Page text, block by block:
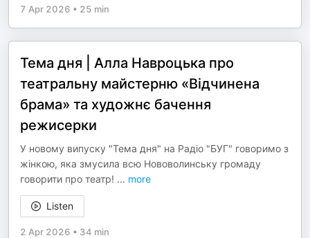
7 Apr 2026 • 25 min
Тема дня | Алла Навроцька про
театральну майстерню «Відчинена
брама» та художнє бачення
режисерки
У новому випуску "Тема дня" на Радіо "БУГ" говоримо з
жінкою, яка змусила всю Нововолинську громаду
говорити про театр! ... more
Listen
2 Apr 2026 • 34 min